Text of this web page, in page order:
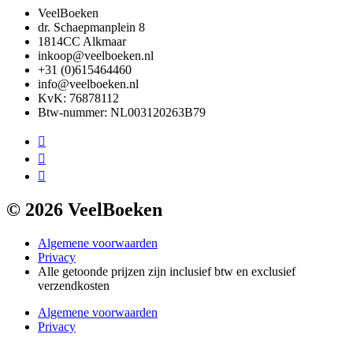
VeelBoeken
dr. Schaepmanplein 8
1814CC Alkmaar
inkoop@veelboeken.nl
+31 (0)615464460
info@veelboeken.nl
KvK: 76878112
Btw-nummer: NL003120263B79
© 2026 VeelBoeken
Algemene voorwaarden
Privacy
Alle getoonde prijzen zijn inclusief btw en exclusief
verzendkosten
Algemene voorwaarden
Privacy